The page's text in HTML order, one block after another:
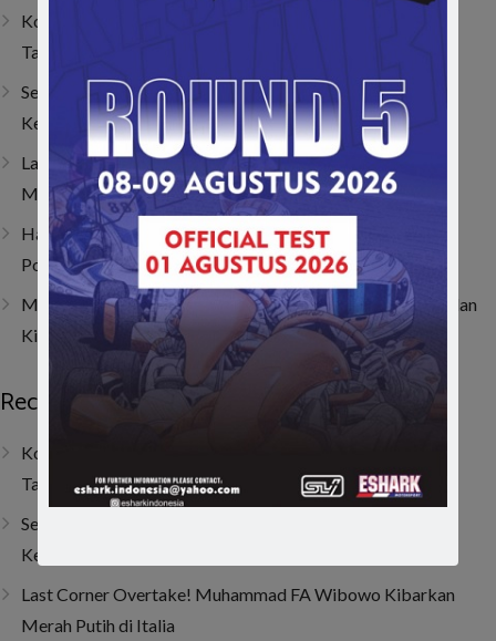
Kombinasi Senior dan Junior, SAV Motor Sport Optimis
Taklukkan Musim 2026
Sempat Tembus Tiga Besar, Kendala Engine Bikin Gio
Kehilangan Momentum di Lenka Junior Cup Prix 2026
Last Corner Overtake! Muhammad FA Wibowo Kibarkan
Merah Putih di Italia
Hanya Butuh 4 Lap! Muhammad FA Wibowo Bangkit dari
Posisi 19 dan Juarai ACI Karting 2026 Round 4
Muhammad FA Wibowo di Viterbo, Bangkit dari Insiden dan
Kini Bertahan di 10 Besar Klasemen
Recent Posts
Kombinasi Senior dan Junior, SAV Motor Sport Optimis
Taklukkan Musim 2026
Sempat Tembus Tiga Besar, Kendala Engine Bikin Gio
Kehilangan Momentum di Lenka Junior Cup Prix 2026
Last Corner Overtake! Muhammad FA Wibowo Kibarkan
Merah Putih di Italia